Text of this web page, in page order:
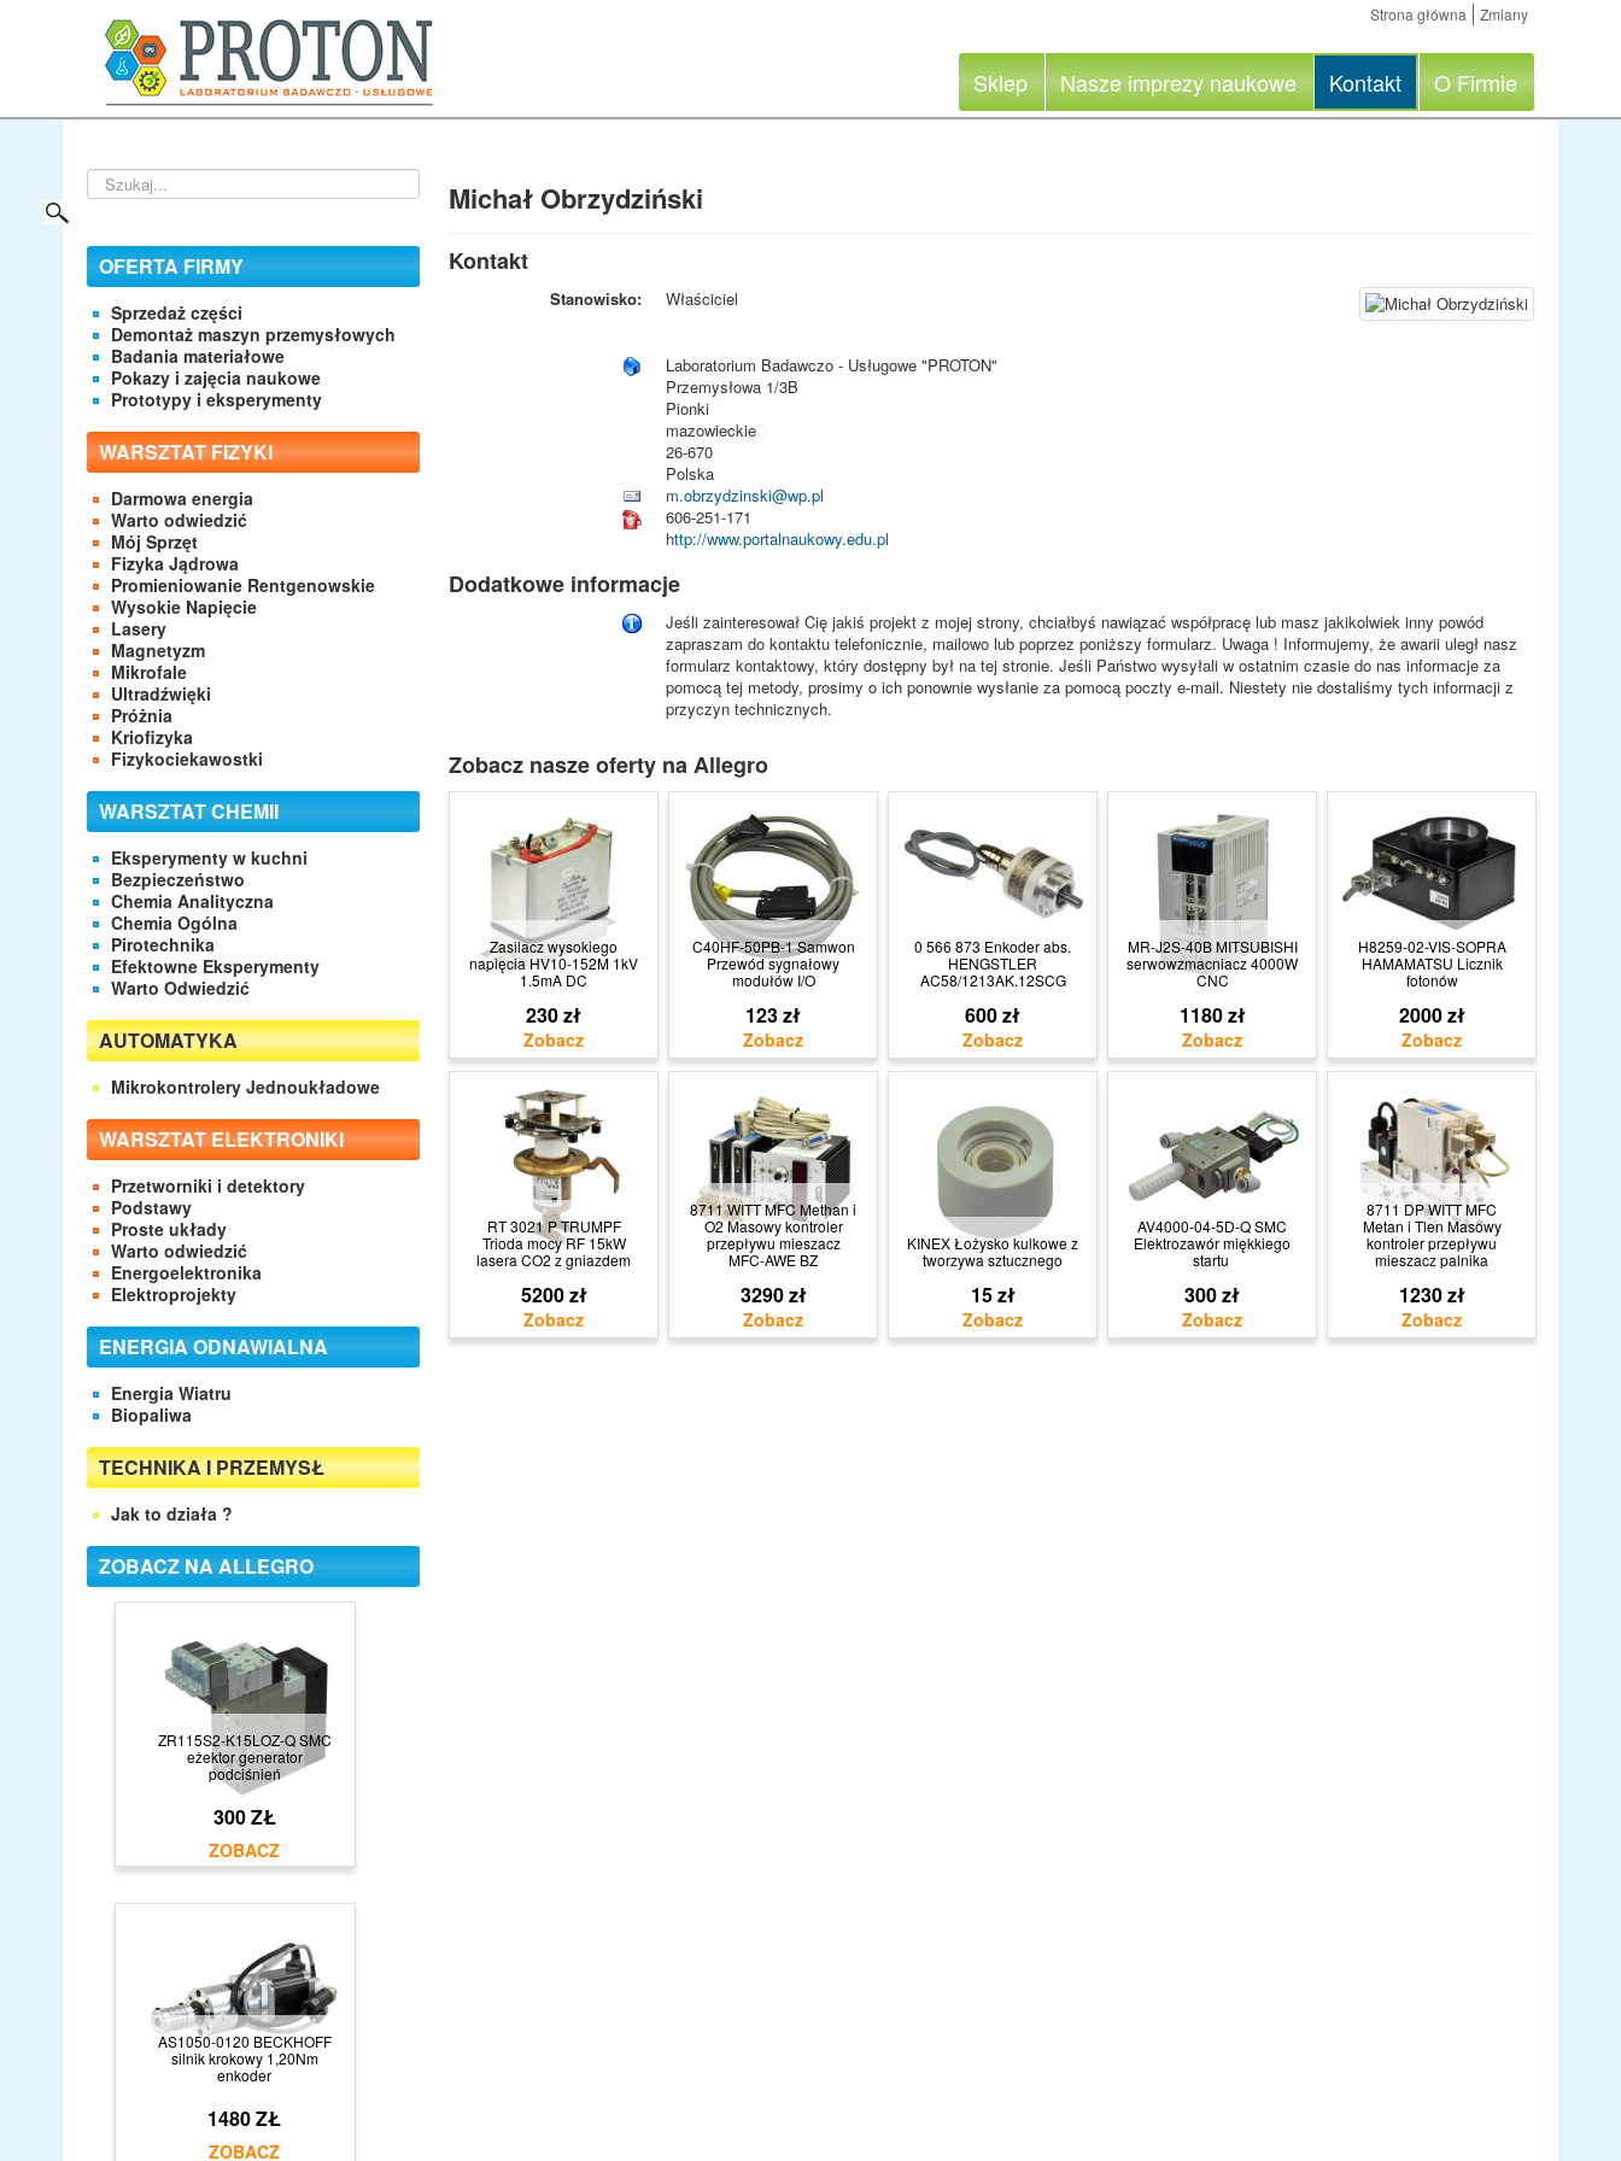
Strona główna Zmiany
Sklep Nasze imprezy naukowe Kontakt O Firmie
Szukaj...
OFERTA FIRMY
Sprzedaż części
Demontaż maszyn przemysłowych
Badania materiałowe
Pokazy i zajęcia naukowe
Prototypy i eksperymenty
WARSZTAT FIZYKI
Darmowa energia
Warto odwiedzić
Mój Sprzęt
Fizyka Jądrowa
Promieniowanie Rentgenowskie
Wysokie Napięcie
Lasery
Magnetyzm
Mikrofale
Ultradźwięki
Próżnia
Kriofizyka
Fizykociekawostki
WARSZTAT CHEMII
Eksperymenty w kuchni
Bezpieczeństwo
Chemia Analityczna
Chemia Ogólna
Pirotechnika
Efektowne Eksperymenty
Warto Odwiedzić
AUTOMATYKA
Mikrokontrolery Jednoukładowe
WARSZTAT ELEKTRONIKI
Przetworniki i detektory
Podstawy
Proste układy
Warto odwiedzić
Energoelektronika
Elektroprojekty
ENERGIA ODNAWIALNA
Energia Wiatru
Biopaliwa
TECHNIKA I PRZEMYSŁ
Jak to działa ?
ZOBACZ NA ALLEGRO
ZR115S2-K15LOZ-Q SMC
eżektor generator
podciśnień
300 ZŁ
AS1050-0120 BECKHOFF
silnik krokowy 1,20Nm
enkoder
1480 ZŁ
Michał Obrzydziński
Kontakt
Stanowisko: Właściciel
Laboratorium Badawczo - Usługowe "PROTON"
Przemysłowa 1/3B
Pionki
mazowieckie
26-670
Polska
m.obrzydzinski@wp.pl
606-251-171
http://www.portalnaukowy.edu.pl
Dodatkowe informacje
Jeśli zainteresował Cię jakiś projekt z mojej strony, chciałbyś nawiązać współpracę lub masz jakikolwiek inny powód
zapraszam do kontaktu telefonicznie, mailowo lub poprzez poniższy formularz. Uwaga ! Informujemy, że awarii uległ nasz
formularz kontaktowy, który dostępny był na tej stronie. Jeśli Państwo wysyłali w ostatnim czasie do nas informacje za
pomocą tej metody, prosimy o ich ponownie wysłanie za pomocą poczty e-mail. Niestety nie dostaliśmy tych informacji z
przyczyn technicznych.
Zobacz nasze oferty na Allegro
Zasilacz wysokiego
napięcia HV10-152M 1kV
1.5mA DC
230 zł
C40HF-50PB-1 Samwon
Przewód sygnałowy
modułów I/O
123 zł
0 566 873 Enkoder abs.
HENGSTLER
AC58/1213AK.12SCG
600 zł
MR-J2S-40B MITSUBISHI
serwowzmacniacz 4000W
CNC
1180 zł
H8259-02-VIS-SOPRA
HAMAMATSU Licznik
fotonów
2000 zł
RT 3021 P TRUMPF
Trioda mocy RF 15kW
lasera CO2 z gniazdem
5200 zł
8711 WITT MFC Methan i
O2 Masowy kontroler
przepływu mieszacz
MFC-AWE BZ
3290 zł
KINEX Łożysko kulkowe z
tworzywa sztucznego
15 zł
AV4000-04-5D-Q SMC
Elektrozawór miękkiego
startu
300 zł
8711 DP WITT MFC
Metan i Tlen Masowy
kontroler przepływu
mieszacz palnika
1230 zł